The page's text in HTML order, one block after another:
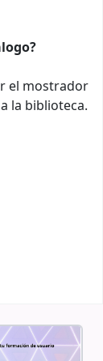
el mostrador
la biblioteca.